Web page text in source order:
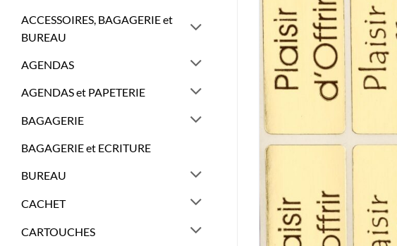
ACCESSOIRES, BAGAGERIE et
BUREAU
AGENDAS
AGENDAS et PAPETERIE
BAGAGERIE
BAGAGERIE et ECRITURE
BUREAU
CACHET
CARTOUCHES